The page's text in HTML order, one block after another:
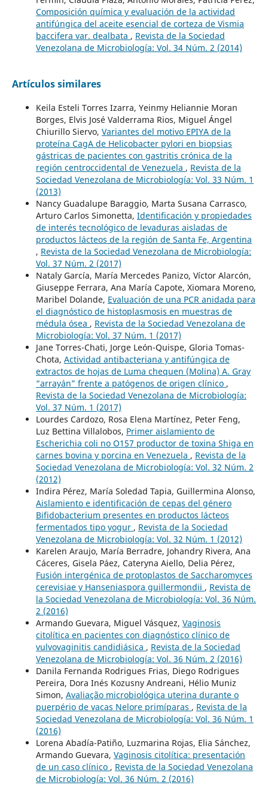
Composición química y evaluación de la actividad
antifúngica del aceite esencial de corteza de Vismia
baccifera var. dealbata , Revista de la Sociedad
Venezolana de Microbiología: Vol. 34 Núm. 2 (2014)
Artículos similares
Keila Esteli Torres Izarra, Yeinmy Heliannie Moran
Borges, Elvis José Valderrama Rios, Miguel Ángel
Chiurillo Siervo, Variantes del motivo EPIYA de la
proteína CagA de Helicobacter pylori en biopsias
gástricas de pacientes con gastritis crónica de la
región centroccidental de Venezuela , Revista de la
Sociedad Venezolana de Microbiología: Vol. 33 Núm. 1
(2013)
Nancy Guadalupe Baraggio, Marta Susana Carrasco,
Arturo Carlos Simonetta, Identificación y propiedades
de interés tecnológico de levaduras aisladas de
productos lácteos de la región de Santa Fe, Argentina
, Revista de la Sociedad Venezolana de Microbiología:
Vol. 37 Núm. 2 (2017)
Nataly García, María Mercedes Panizo, Víctor Alarcón,
Giuseppe Ferrara, Ana María Capote, Xiomara Moreno,
Maribel Dolande, Evaluación de una PCR anidada para
el diagnóstico de histoplasmosis en muestras de
médula ósea , Revista de la Sociedad Venezolana de
Microbiología: Vol. 37 Núm. 1 (2017)
Jane Torres-Chati, Jorge León-Quispe, Gloria Tomas-
Chota, Actividad antibacteriana y antifúngica de
extractos de hojas de Luma chequen (Molina) A. Gray
“arrayán” frente a patógenos de origen clínico ,
Revista de la Sociedad Venezolana de Microbiología:
Vol. 37 Núm. 1 (2017)
Lourdes Cardozo, Rosa Elena Martínez, Peter Feng,
Luz Bettina Villalobos, Primer aislamiento de
Escherichia coli no O157 productor de toxina Shiga en
carnes bovina y porcina en Venezuela , Revista de la
Sociedad Venezolana de Microbiología: Vol. 32 Núm. 2
(2012)
Indira Pérez, María Soledad Tapia, Guillermina Alonso,
Aislamiento e identificación de cepas del género
Bifidobacterium presentes en productos lácteos
fermentados tipo yogur , Revista de la Sociedad
Venezolana de Microbiología: Vol. 32 Núm. 1 (2012)
Karelen Araujo, María Berradre, Johandry Rivera, Ana
Cáceres, Gisela Páez, Cateryna Aiello, Delia Pérez,
Fusión intergénica de protoplastos de Saccharomyces
cerevisiae y Hanseniaspora guillermondii , Revista de
la Sociedad Venezolana de Microbiología: Vol. 36 Núm.
2 (2016)
Armando Guevara, Miguel Vásquez, Vaginosis
citolítica en pacientes con diagnóstico clínico de
vulvovaginitis candidiásica , Revista de la Sociedad
Venezolana de Microbiología: Vol. 36 Núm. 2 (2016)
Danila Fernanda Rodrigues Frias, Diego Rodrigues
Pereira, Dora Inés Kozusny Andreani, Hélio Muniz
Simon, Avaliação microbiológica uterina durante o
puerpério de vacas Nelore primíparas , Revista de la
Sociedad Venezolana de Microbiología: Vol. 36 Núm. 1
(2016)
Lorena Abadía-Patiño, Luzmarina Rojas, Elia Sánchez,
Armando Guevara, Vaginosis citolítica: presentación
de un caso clínico , Revista de la Sociedad Venezolana
de Microbiología: Vol. 36 Núm. 2 (2016)